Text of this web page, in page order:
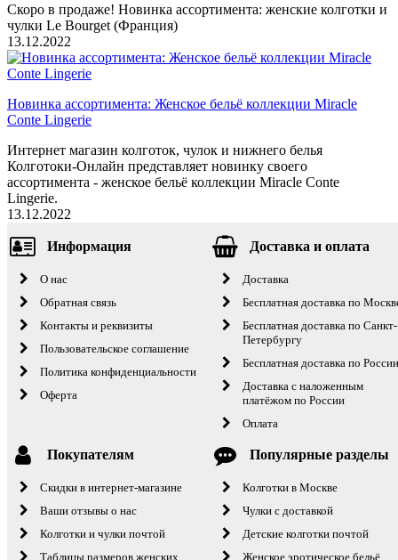
Скоро в продаже! Новинка ассортимента: женские колготки и
чулки Le Bourget (Франция)
13.12.2022
Новинка ассортимента: Женское бельё коллекции Miracle
Conte Lingerie
Интернет магазин колготок, чулок и нижнего белья
Колготоки-Онлайн представляет новинку своего
ассортимента - женское бельё коллекции Miracle Conte
Lingerie.
13.12.2022
Информация
О нас
Обратная связь
Контакты и реквизиты
Пользовательское соглашение
Политика конфиденциальности
Оферта
Доставка и оплата
Доставка
Бесплатная доставка по
Бесплатная доставка по Санкт-
Петербургу
Бесплатная доставка по
Доставка с наложенным
платёжом по России
Оплата
Покупателям
Скидки в интернет-магазине
Ваши отзывы о нас
Колготки и чулки почтой
Таблицы размеров женских
Популярные разделы
Колготки в Москве
Чулки с доставкой
Детские колготки почтой
Женское эротическое бельё